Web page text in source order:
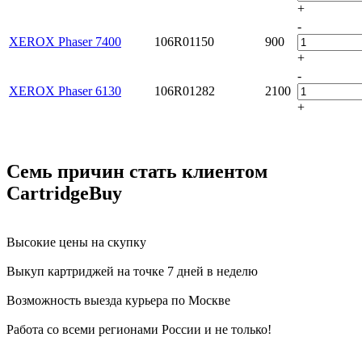
+
XEROX Phaser 7400 106R01150 900
-
+
XEROX Phaser 6130 106R01282 2100
-
+
Семь причин стать клиентом
CartridgeBuy
Высокие цены на скупку
Выкуп картриджей на точке 7 дней в неделю
Возможность выезда курьера по Москве
Работа со всеми регионами России и не только!